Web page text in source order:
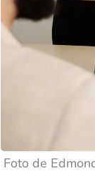
Foto de